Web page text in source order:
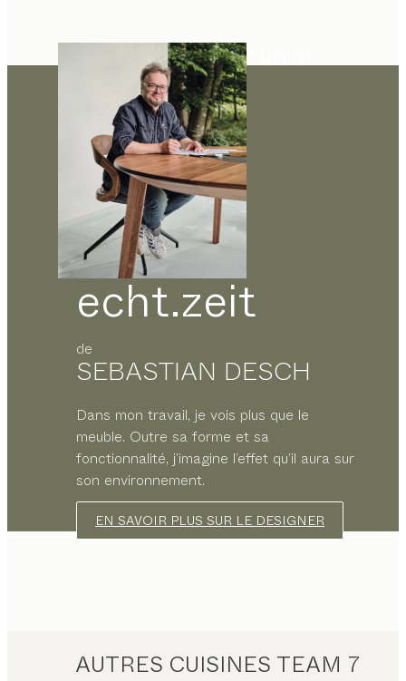
echt.zeit
de
SEBASTIAN DESCH
Dans mon travail, je vois plus que le
meuble. Outre sa forme et sa
fonctionnalité, j’imagine l’effet qu’il aura sur
son environnement.
EN SAVOIR PLUS SUR LE DESIGNER
AUTRES CUISINES TEAM 7